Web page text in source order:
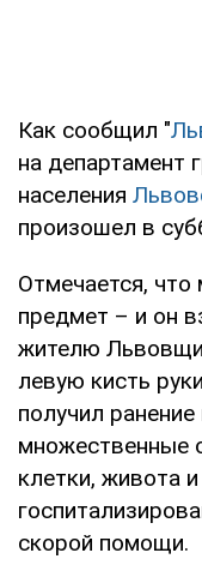
Как сообщил "
на департамент
населения
произошел в
Отмечается,
предмет – и он
жителю
левую кисть
получил
множественные
клетки, живота
скорой помощи.